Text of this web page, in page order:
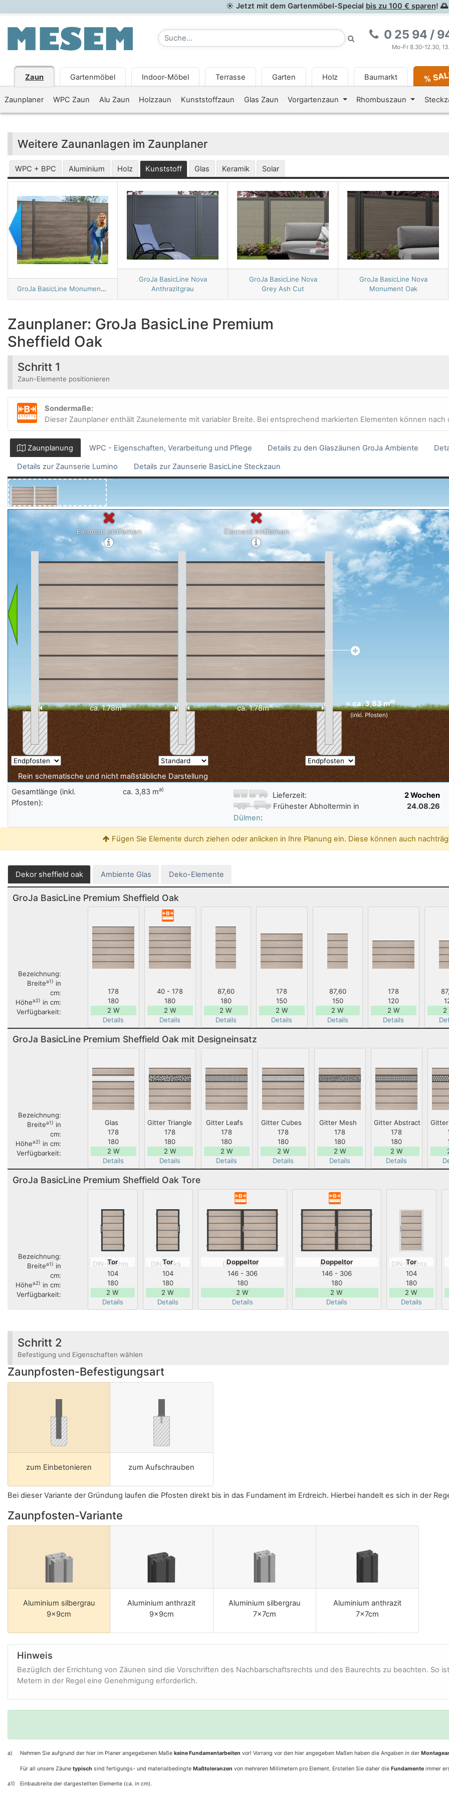
☀ Jetzt mit dem Gartenmöbel-Special bis zu 100 € sparen! 🌅
0 25 94 /
Mo-Fr 8.30-12.30,
Zaun
Zaunplaner WPC Zaun Alu Zaun Holzzaun Kunststoffzaun Glas Zaun Vorgartenzaun Rhombuszaun
Gartenmöbel Indoor-Möbel Terrasse Garten Holz Baumarkt %
<i class="fa fa-newspaper-
Weitere Zaunanlagen im Zaunplaner
WPC + BPC Aluminium Holz Kunststoff Glas Keramik Solar
GroJa BasicLine Monument Oak
GroJa BasicLine Nova
Anthrazitgrau
GroJa BasicLine Nova
Grey Ash Cut
GroJa BasicLine Nova
Monument Oak
Zaunplaner: GroJa BasicLine Premium
Sheffield Oak
Schritt 1
Zaun-Elemente positionieren
Sondermaße:
Dieser Zaunplaner enthält Zaunelemente mit variabler Breite. Bei entsprechend markierten Elementen können
Zaunplanung WPC - Eigenschaften, Verarbeitung und Pflege Details zu den Glaszäunen GroJa Ambiente
Details zur Zaunserie Lumino Details zur Zaunserie BasicLine Steckzaun
Details
178
ca.1.78ma)
Element entfernen
Details
178
ca.1.78ma)
Element entfernen
= ca.3,83 ma)
(inkl. Pfosten)
Rein schematische und nicht maßstäbliche Darstellung
Gesamtlänge (inkl.
Pfosten):
ca. 3,83 ma)
Lieferzeit:
2 Wochen
Frühester Abholtermin in
Dülmen:
24.08.26
Fügen Sie Elemente durch ziehen oder anlicken in Ihre Planung ein. Diese können auch
Dekor sheffield oak Ambiente Glas Deko-Elemente
GroJa BasicLine Premium Sheffield Oak
Bezeichnung:
Breitea1) in
cm:
Höhea2) in cm:
Verfügbarkeit:
178
180
2 W
Details
40 - 178
180
2 W
Details
87,60
180
2 W
Details
178
150
2 W
Details
87,60
150
2 W
Details
178
120
2 W
Details
2
GroJa BasicLine Premium Sheffield Oak mit Designeinsatz
Bezeichnung:
Breitea1) in
cm:
Höhea2) in cm:
Verfügbarkeit:
Glas
178
180
2 W
Details
Gitter Triangle
178
180
2 W
Details
Gitter Leafs
178
180
2 W
Details
Gitter Cubes
178
180
2 W
Details
Gitter Mesh
178
180
2 W
Details
Gitter Abstract
178
180
2 W
Details
GroJa BasicLine Premium Sheffield Oak Tore
Bezeichnung:
Breitea1) in
cm:
Höhea2) in cm:
Verfügbarkeit:
Tor
DIN-Rechts
104
180
2 W
Details
Tor
DIN-Links
104
180
2 W
Details
Doppeltor
DIN-Rechts
146 - 306
180
2 W
Details
Doppeltor
DIN-Links
146 - 306
180
2 W
Details
Tor
DIN-Rechts
104
180
2 W
Details
Schritt 2
Befestigung und Eigenschaften wählen
Zaunpfosten-Befestigungsart
zum Einbetonieren zum Aufschrauben
Bei dieser Variante der Gründung laufen die Pfosten direkt bis in das Fundament im Erdreich. Hierbei handelt es sich in der
Zaunpfosten-Variante
Aluminium silbergrau
9x9cm
Aluminium anthrazit
9x9cm
Aluminium silbergrau
7x7cm
Aluminium anthrazit
7x7cm
Hinweis
Bezüglich der Errichtung von Zäunen sind die Vorschriften des Nachbarschaftsrechts und des Baurechts zu beachten. So
Metern in der Regel eine Genehmigung erforderlich.
a) Nehmen Sie aufgrund der hier im Planer angegebenen Maße keine Fundamentarbeiten vor! Vorrang vor den hier angegeben Maßen haben die Angaben in der
Für all unsere Zäune typisch sind fertigungs- und materialbedingte Maßtoleranzen von mehreren Millimetern pro Element. Erstellen Sie daher die Fundamente immer
a1) Einbaubreite der dargestellten Elemente (ca. in cm).